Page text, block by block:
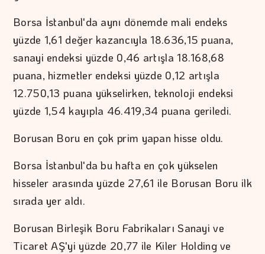
Borsa İstanbul'da aynı dönemde mali endeks
yüzde 1,61 değer kazancıyla 18.636,15 puana,
sanayi endeksi yüzde 0,46 artışla 18.168,68
puana, hizmetler endeksi yüzde 0,12 artışla
12.750,13 puana yükselirken, teknoloji endeksi
yüzde 1,54 kayıpla 46.419,34 puana geriledi.
Borusan Boru en çok prim yapan hisse oldu.
Borsa İstanbul'da bu hafta en çok yükselen
hisseler arasında yüzde 27,61 ile Borusan Boru ilk
sırada yer aldı.
Borusan Birleşik Boru Fabrikaları Sanayi ve
Ticaret AŞ'yi yüzde 20,77 ile Kiler Holding ve